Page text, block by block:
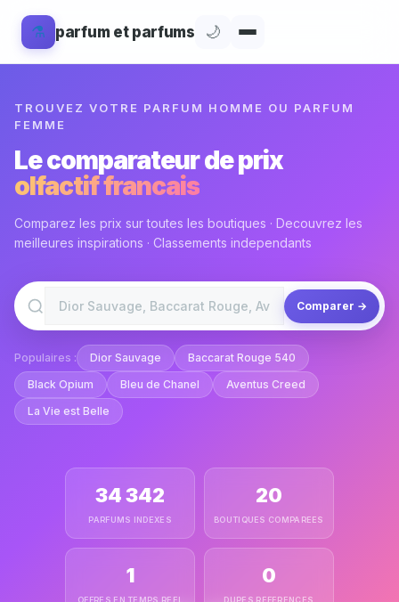
⚗️ parfum et parfums 🌙
TROUVEZ VOTRE PARFUM HOMME OU PARFUM
FEMME
Le comparateur de prix
olfactif francais
Comparez les prix sur toutes les boutiques · Decouvrez les
meilleures inspirations · Classements independants
Comparer →
Populaires : Dior Sauvage
Baccarat Rouge 540
Black Opium
Bleu de Chanel
Aventus Creed
La Vie est Belle
34 342
PARFUMS INDEXES
20
BOUTIQUES COMPAREES
1
OFFRES EN TEMPS REEL
0
DUPES REFERENCES